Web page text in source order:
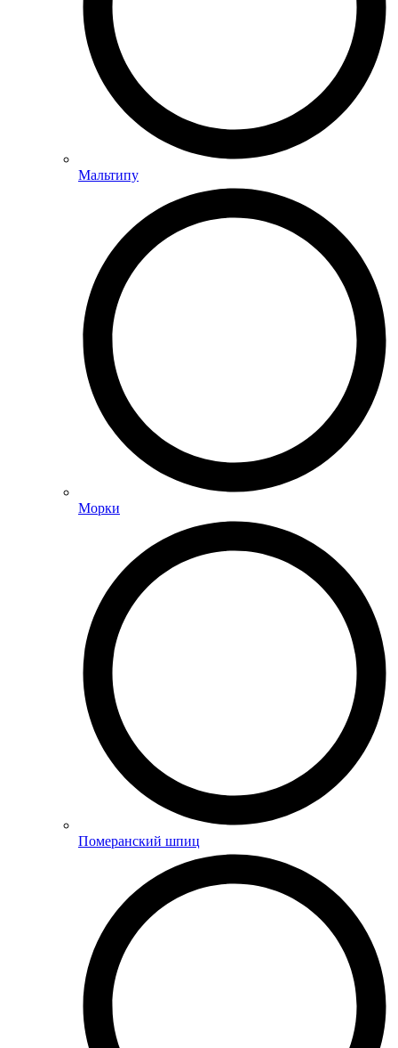
Мальтипу
Морки
Померанский шпиц